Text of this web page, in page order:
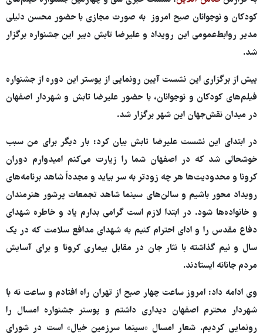
کودکان و نوجوانان صبح امروز به صورت مجازی با حضور محسن دلیلی
مدیر روابط‌عمومی این رویداد و علیرضا تابش دبیر این جشنواره برگزار
شد.
پیش از برگزاری این نشست آیین رونمایی از پوستر این دوره از جشنواره
فیلم‌های کودکان و نوجوانان، با حضور علیرضا تابش و شهردار اصفهان
در میدان نقش‌جهان این شهر برگزار شد.
در ابتدای این نشست علیرضا تابش بیان کرد: بار دیگر برای من سبب
خوشحالی شد که در اصفهان شما را زیارت می‌کنم امیدوارم دوران
کرونا و محدودیت‌ها هر چه زودتر به سر بیاید و مجدداً شاهد برنامه‌های
رویداد محور باشیم و سالن‌های سینما شاهد تجمعات پرشور هنرمندان
و خانواده‌ها شود. در ابتدا لازم است گرامی بدارم یاد و خاطره شهدای
دفاع مقدس را و ادای احترام کنیم به شهدای مدافع سلامت که در یک
سال و نیم گذاشته با نثار جان در مقابل بیماری کرونا و برای آسایش
مردم جانانه ایستادند.
وی ادامه داد: امروز ساعت چهار صبح از تهران راه افتادم و ساعت نه با
شهردار محترم اصفهان دیداری داشتم و پوستر جشنواره امسال را
رونمایی کردیم. شعار امسال «سینما سرزمین خیال» است در شورای